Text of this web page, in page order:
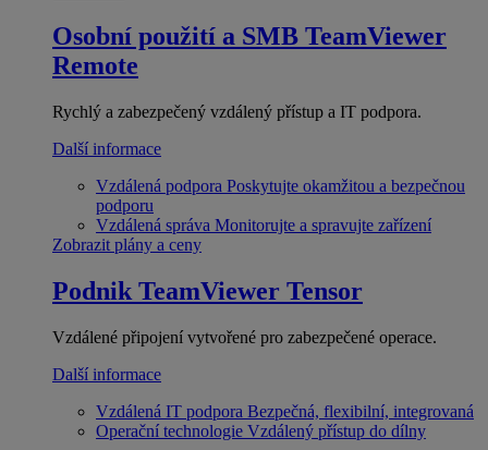
Osobní použití a SMB TeamViewer
Remote
Rychlý a zabezpečený vzdálený přístup a IT podpora.
Další informace
Vzdálená podpora Poskytujte okamžitou a bezpečnou
podporu
Vzdálená správa Monitorujte a spravujte zařízení
Zobrazit plány a ceny
Podnik TeamViewer Tensor
Vzdálené připojení vytvořené pro zabezpečené operace.
Další informace
Vzdálená IT podpora Bezpečná, flexibilní, integrovaná
Operační technologie Vzdálený přístup do dílny